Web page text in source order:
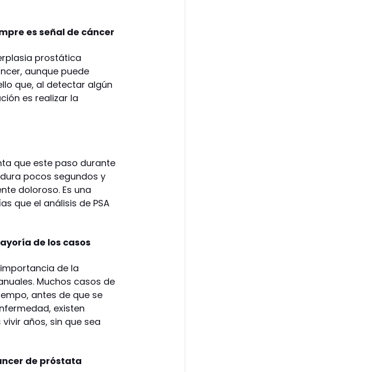
es señal de cáncer
prostática
aunque puede
que, al detectar algún
es realizar la
que este paso durante
pocos segundos y
doloroso. Es una
que el análisis de PSA
de los casos
de la
Muchos casos de
antes de que se
existen
años, sin que sea
de próstata